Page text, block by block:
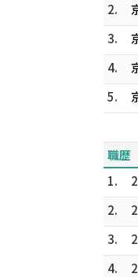
2.
3.
4.
5.
職歴
1.
2.
3.
4.